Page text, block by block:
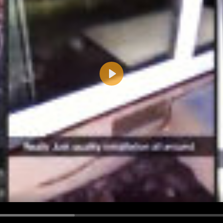
Play
werden aus Deinem Kommentar entfernt.
verwende "www." oder "http://" in URLs
dieser Seite weitere Kommentare erscheinen.